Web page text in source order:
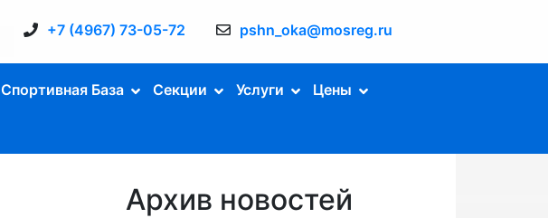
+7 (4967) 73-05-72 pshn_oka@mosreg.ru
Спортивная База Секции Услуги Цены
Архив новостей